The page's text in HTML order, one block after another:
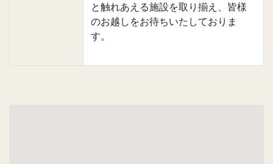
と触れあえる施設を取り揃え、皆様
のお越しをお待ちいたしておりま
す。